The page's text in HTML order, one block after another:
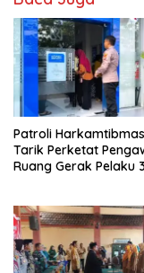
Patroli
Tarik Perketat
Ruang Gerak Pelaku